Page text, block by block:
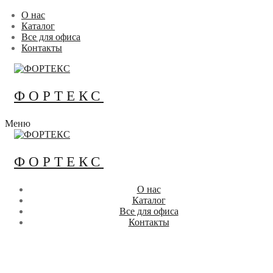
Перейти
содержимому
Меню
Закрыть
О нас
Каталог
Все для офиса
Контакты
ФОРТЕКС
Меню
ФОРТЕКС
О нас
Каталог
Все для офиса
Контакты